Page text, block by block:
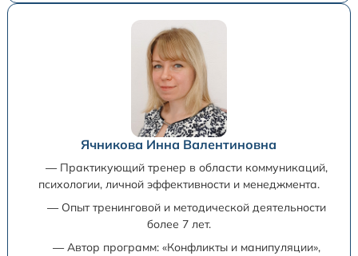
Ячникова Инна Валентиновна
— Практикующий тренер в области коммуникаций,
психологии, личной эффективности и менеджмента.
— Опыт тренинговой и методической деятельности
более 7 лет.
— Автор программ: «Конфликты и манипуляции»,